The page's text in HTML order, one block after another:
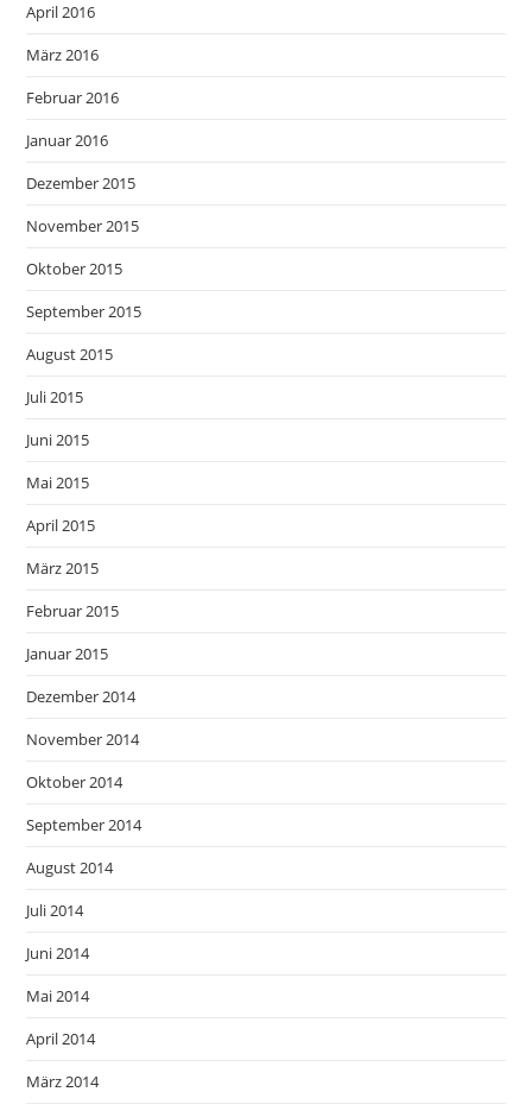
April 2016
März 2016
Februar 2016
Januar 2016
Dezember 2015
November 2015
Oktober 2015
September 2015
August 2015
Juli 2015
Juni 2015
Mai 2015
April 2015
März 2015
Februar 2015
Januar 2015
Dezember 2014
November 2014
Oktober 2014
September 2014
August 2014
Juli 2014
Juni 2014
Mai 2014
April 2014
März 2014